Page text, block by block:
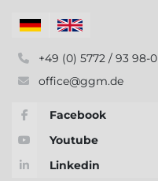
+49 (0) 5772 / 93 98-0
office@ggm.de
Facebook
Youtube
Linkedin